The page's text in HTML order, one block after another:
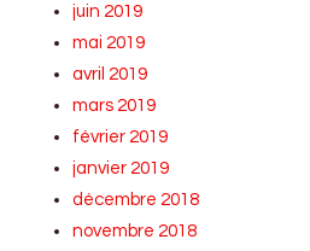
juin 2019
mai 2019
avril 2019
mars 2019
février 2019
janvier 2019
décembre 2018
novembre 2018